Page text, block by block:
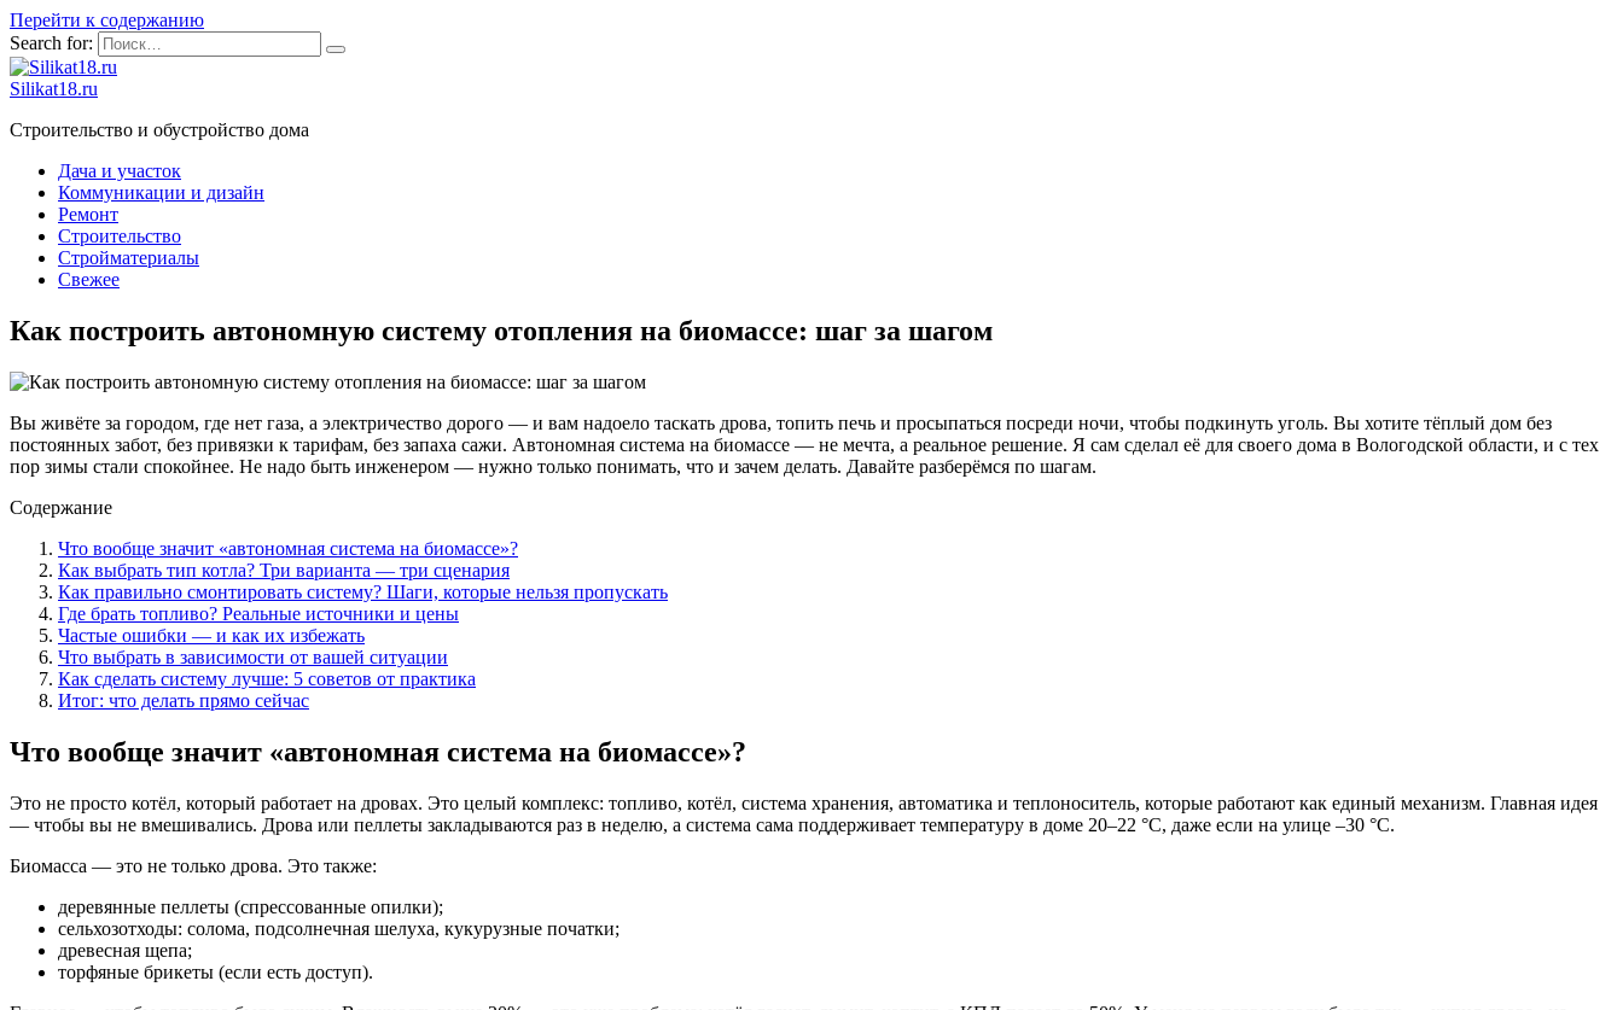
Перейти к содержанию
Search for:
Silikat18.ru
Строительство и обустройство дома
Дача и участок
Коммуникации и дизайн
Ремонт
Строительство
Стройматериалы
Свежее
Как построить автономную систему отопления на биомассе: шаг за шагом
Вы живёте за городом, где нет газа, а электричество дорого — и вам надоело таскать дрова, топить печь и просыпаться посреди ночи, чтобы подкинуть уголь. Вы хотите тёплый дом без
постоянных забот, без привязки к тарифам, без запаха сажи. Автономная система на биомассе — не мечта, а реальное решение. Я сам сделал её для своего дома в Вологодской области, и с тех
пор зимы стали спокойнее. Не надо быть инженером — нужно только понимать, что и зачем делать. Давайте разберёмся по шагам.
Содержание
Что вообще значит «автономная система на биомассе»?
Как выбрать тип котла? Три варианта — три сценария
Как правильно смонтировать систему? Шаги, которые нельзя пропускать
Где брать топливо? Реальные источники и цены
Частые ошибки — и как их избежать
Что выбрать в зависимости от вашей ситуации
Как сделать систему лучше: 5 советов от практика
Итог: что делать прямо сейчас
Что вообще значит «автономная система на биомассе»?
Это не просто котёл, который работает на дровах. Это целый комплекс: топливо, котёл, система хранения, автоматика и теплоноситель, которые работают как единый механизм. Главная идея
— чтобы вы не вмешивались. Дрова или пеллеты закладываются раз в неделю, а система сама поддерживает температуру в доме 20–22 °C, даже если на улице –30 °C.
Биомасса — это не только дрова. Это также:
деревянные пеллеты (спрессованные опилки);
сельхозотходы: солома, подсолнечная шелуха, кукурузные початки;
древесная щепа;
торфяные брикеты (если есть доступ).